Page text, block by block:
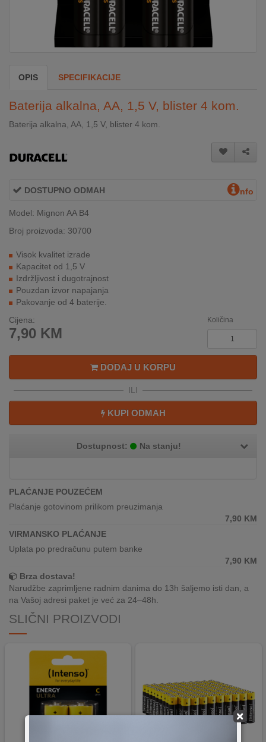
KLIMATIZACIJA
PC
NALOG
AKCIJE
BRENDOVI
NOVO
PONUDI
KONTAKT
I
SERVIS
O
NAMA
KATALOZI
KAKO
KUPOVINA
INOSTRANSTVA
OZNAKE
ENERGETSKE
UČINKOVITOSTI
×
OPIS SPECIFIKACIJE
Baterija alkalna, AA, 1,5 V, blister 4 kom.
Baterija alkalna, AA, 1,5 V, blister 4 kom.
DOSTUPNO ODMAH nfo
Model: Mignon AA B4
Broj proizvoda: 30700
Visok kvalitet izrade
Kapacitet od 1,5 V
Izdržljivost i dugotrajnost
Pouzdan izvor napajanja
Pakovanje od 4 baterije.
Cijena:
7,90 KM
Količina
DODAJ U KORPU
ILI
KUPI ODMAH
Dostupnost: Na stanju!
PLAĆANJE POUZEĆEM
Plaćanje gotovinom prilikom preuzimanja
7,90 KM
VIRMANSKO PLAĆANJE
Uplata po predračunu putem banke
7,90 KM
Brza dostava!
Narudžbe zaprimljene radnim danima do 13h šaljemo isti dan, a
na Vašoj adresi paket je već za 24–48h.
SLIČNI PROIZVODI